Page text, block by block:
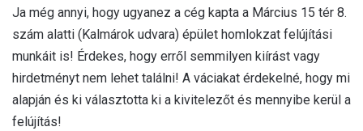
Ja még annyi, hogy ugyanez a cég kapta a Március 15 tér 8.
szám alatti (Kalmárok udvara) épület homlokzat felújítási
munkáit is! Érdekes, hogy erről semmilyen kiírást vagy
hirdetményt nem lehet találni! A váciakat érdekelné, hogy mi
alapján és ki választotta ki a kivitelezőt és mennyibe kerül a
felújítás!